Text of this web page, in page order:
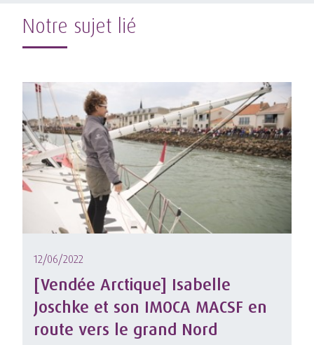
Notre sujet lié
12/06/2022
[Vendée Arctique] Isabelle
Joschke et son IMOCA MACSF en
route vers le grand Nord